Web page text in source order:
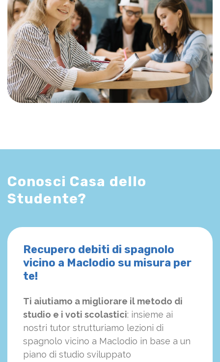
Conosci Casa dello
Studente?
Recupero debiti di spagnolo
vicino a Maclodio su misura per
te!
Ti aiutiamo a migliorare il metodo di
studio e i voti scolastici: insieme ai
nostri tutor strutturiamo lezioni di
spagnolo vicino a Maclodio in base a un
piano di studio sviluppato